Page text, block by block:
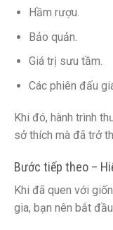
Hầm rượu.
Bảo quản.
Giá trị sưu tầm.
Các phiên đấu
Khi đó, hành trình
sở thích mà đã trở
Bước tiếp theo –
Khi đã quen với
gia, bạn nên bắt